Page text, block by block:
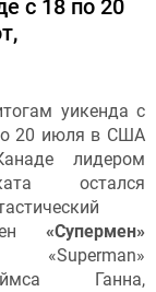
с 18 по 20
уикенда с
20 июля в США
лидером
остался
«Супермен»
Ганна,